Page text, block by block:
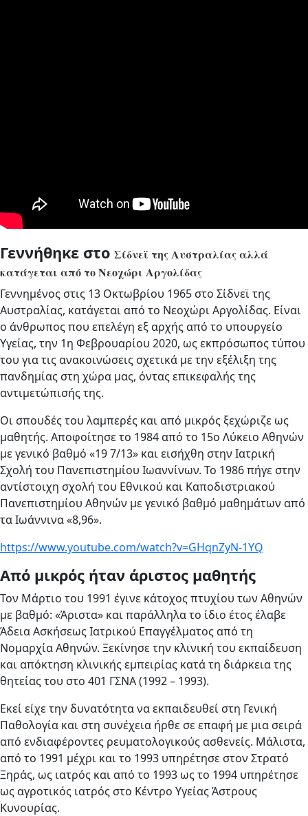
Γεννήθηκε στο Σίδνεϊ της Αυστραλίας αλλά
κατάγεται από το Νεοχώρι Αργολίδας
Γεννημένος στις 13 Οκτωβρίου 1965 στο Σίδνεϊ της
Αυστραλίας, κατάγεται από το Νεοχώρι Αργολίδας. Είναι
ο άνθρωπος που επελέγη εξ αρχής από το υπουργείο
Υγείας, την 1η Φεβρουαρίου 2020, ως εκπρόσωπος τύπου
του για τις ανακοινώσεις σχετικά με την εξέλιξη της
πανδημίας στη χώρα μας, όντας επικεφαλής της
αντιμετώπισής της.
Οι σπουδές του λαμπερές και από μικρός ξεχώριζε ως
μαθητής. Αποφοίτησε το 1984 από το 15ο Λύκειο Αθηνών
με γενικό βαθμό «19 7/13» και εισήχθη στην Ιατρική
Σχολή του Πανεπιστημίου Ιωαννίνων. Το 1986 πήγε στην
αντίστοιχη σχολή του Εθνικού και Καποδιστριακού
Πανεπιστημίου Αθηνών με γενικό βαθμό μαθημάτων από
τα Ιωάννινα «8,96».
https://www.youtube.com/watch?v=GHqnZyN-1YQ
Από μικρός ήταν άριστος μαθητής
Τον Μάρτιο του 1991 έγινε κάτοχος πτυχίου των Αθηνών
με βαθμό: «Άριστα» και παράλληλα το ίδιο έτος έλαβε
Άδεια Ασκήσεως Ιατρικού Επαγγέλματος από τη
Νομαρχία Αθηνών. Ξεκίνησε την κλινική του εκπαίδευση
και απόκτηση κλινικής εμπειρίας κατά τη διάρκεια της
θητείας του στο 401 ΓΣΝΑ (1992 – 1993).
Εκεί είχε την δυνατότητα να εκπαιδευθεί στη Γενική
Παθολογία και στη συνέχεια ήρθε σε επαφή με μια σειρά
από ενδιαφέροντες ρευματολογικούς ασθενείς. Μάλιστα,
από το 1991 μέχρι και το 1993 υπηρέτησε στον Στρατό
Ξηράς, ως ιατρός και από το 1993 ως το 1994 υπηρέτησε
ως αγροτικός ιατρός στο Κέντρο Υγείας Άστρους
Κυνουρίας.